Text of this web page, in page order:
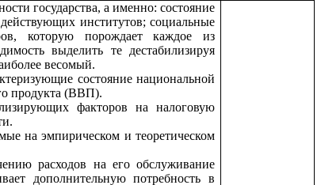
государства, а именно: состояние
институтов; социальные
которую порождает каждое из
выделить те дестабилизируя
весомый.
состояние национальной
продукта (ВВП).
факторов на налоговую
на эмпирическом и теоретическом
расходов на его обслуживание
дополнительную потребность в